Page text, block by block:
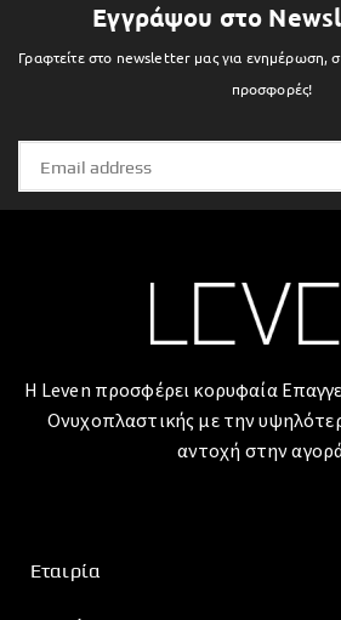
Εγγράψου στο
Γραφτείτε στο newsletter μας για ενημέρωση,
προσφορές!
Η Leven προσφέρει κορυφαία
Ονυχοπλαστικής με την
αντοχή στην
Εταιρία